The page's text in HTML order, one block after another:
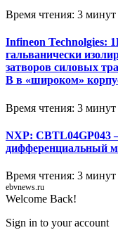
Время чтения: 3 минут
Infineon Technolgies:
гальванически
затворов силовых
В в «широком»
Время чтения: 3 минут
NXP: CBTL04GP043
дифференциальный
Время чтения: 3 минут
ebvnews.ru
Welcome Back!
Sign in to your account